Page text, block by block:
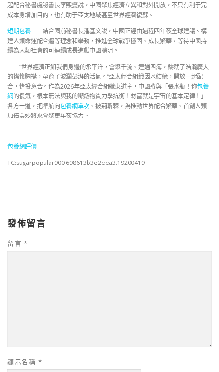
起配合秘書處秘書長李熙燮說，中國聚焦經濟立異和對外開放，不只有利于完
成本身增加目的，也有助于亞太地域甚至世界經濟復蘇。
短期包養 結合國前秘書長潘基文說，中國正經由過程四年夜全球建議、構
建人類命運配合體等理念和舉動，推進全球戰爭穩固、成長繁華，等待中國持
續為人類社會的可連續成長進獻中國聰明。
“世界經濟正如我們身邊的承平洋，會聚千流、連通四海，鑄就了浩瀚廣大
的襟懷胸襟，孕育了波瀾彭湃的活氣。”亞太經合組織因水結緣，開放一起配
合，情投意合。作為2026年亞太經合組織東道主，中國將與「張水瓶！你包養
網的傻氣，根本無法與我的噸級物質力學抗衡！財富就是宇宙的基本定律！」
各方一道，把準航向包養網單次 、披荊斬棘，為推動世界配合繁華、首創人類
加倍美妙將來會聚更年夜協力。
包養網評價
TC:sugarpopular900 698613b3e2eea3.19200419
發佈留言
留言 *
顯示名稱 *